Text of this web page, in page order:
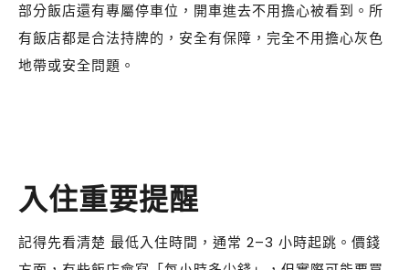
部分飯店還有專屬停車位，開車進去不用擔心被看到。所
有飯店都是合法持牌的，安全有保障，完全不用擔心灰色
地帶或安全問題。
入住重要提醒
記得先看清楚 最低入住時間，通常 2–3 小時起跳。價錢